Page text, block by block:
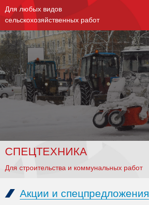
Для любых видов
сельскохозяйственных работ
СПЕЦТЕХНИКА
Для строительства и коммунальных работ
Акции и спецпредложения